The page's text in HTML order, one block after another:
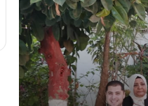
ساعات دراسية أكبر لمواد
المدير العام لمنظمة